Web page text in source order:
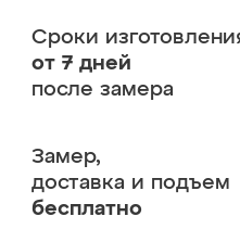
Сроки
от 7 дней
после замера
Замер,
доставка и подъем
бесплатно